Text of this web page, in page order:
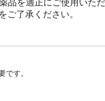
品を適正にご使用いただ
了承ください。
です。